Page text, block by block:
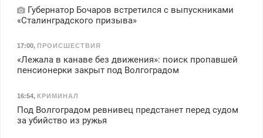
Губернатор Бочаров встретился с выпускниками
«Сталинградского призыва»
17:00, ПРОИСШЕСТВИЯ
«Лежала в канаве без движения»: поиск пропавшей
пенсионерки закрыт под Волгоградом
16:54, КРИМИНАЛ
Под Волгоградом ревнивец предстанет перед судом
за убийство из ружья